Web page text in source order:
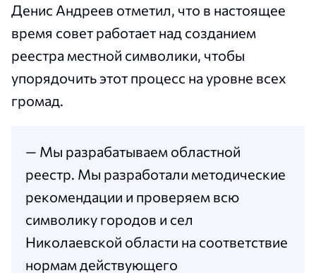
Денис Андреев отметил, что в настоящее
время совет работает над созданием
реестра местной символики, чтобы
упорядочить этот процесс на уровне всех
громад.
— Мы разрабатываем областной
реестр. Мы разработали методические
рекомендации и проверяем всю
символику городов и сел
Николаевской области на соответствие
нормам действующего